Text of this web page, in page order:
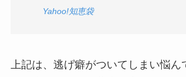
Yahoo!知恵袋
上記は、逃げ癖がついてしまい悩ん